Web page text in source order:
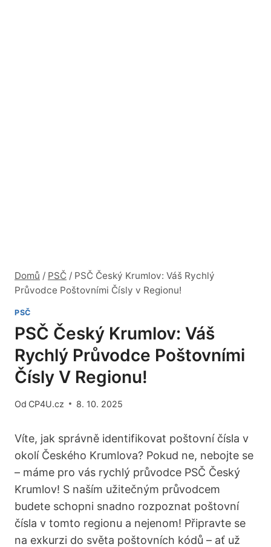
Domů / PSČ / PSČ Český Krumlov: Váš Rychlý
Průvodce Poštovními Čísly v Regionu!
PSČ
PSČ Český Krumlov: Váš
Rychlý Průvodce Poštovními
Čísly V Regionu!
Od CP4U.cz 8. 10. 2025
Víte, jak správně identifikovat poštovní čísla v
okolí Českého Krumlova? Pokud ne, nebojte se
– máme pro vás rychlý průvodce PSČ Český
Krumlov! S naším užitečným průvodcem
budete schopni snadno rozpoznat poštovní
čísla v tomto regionu a nejenom! Připravte se
na exkurzi do světa poštovních kódů – ať už